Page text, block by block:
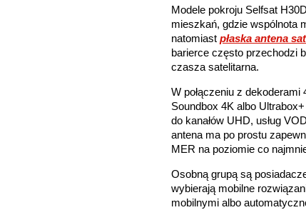
Modele pokroju Selfsat
mieszkań, gdzie wspólnota
natomiast płaska antena
barierce często przechodzi
czasza satelitarna.
W połączeniu z
Soundbox 4K albo
do kanałów UHD, usług
antena ma po prostu
MER na poziomie co
Osobną grupą są
wybierają mobilne
mobilnymi albo